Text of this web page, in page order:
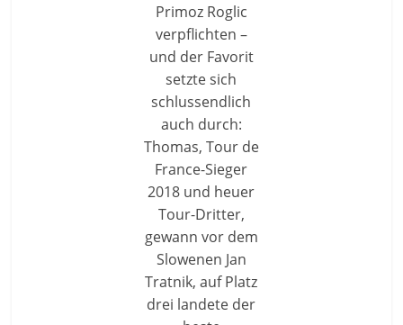
Primoz Roglic
verpflichten –
und der Favorit
setzte sich
schlussendlich
auch durch:
Thomas, Tour de
France-Sieger
2018 und heuer
Tour-Dritter,
gewann vor dem
Slowenen Jan
Tratnik, auf Platz
drei landete der